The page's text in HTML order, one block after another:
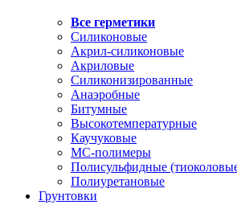
Все герметики
Силиконовые
Акрил-силиконовые
Акриловые
Силиконизированные
Анаэробные
Битумные
Высокотемпературные
Каучуковые
МС-полимеры
Полисульфидные
Полиуретановые
Грунтовки